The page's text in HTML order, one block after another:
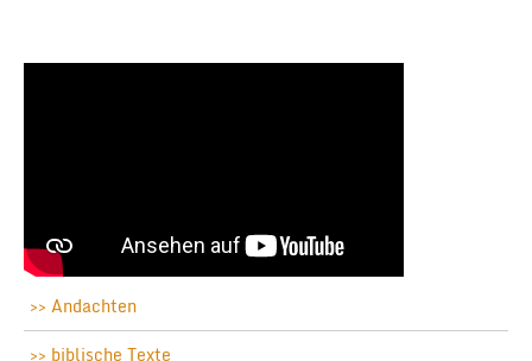
Andachten
biblische Texte